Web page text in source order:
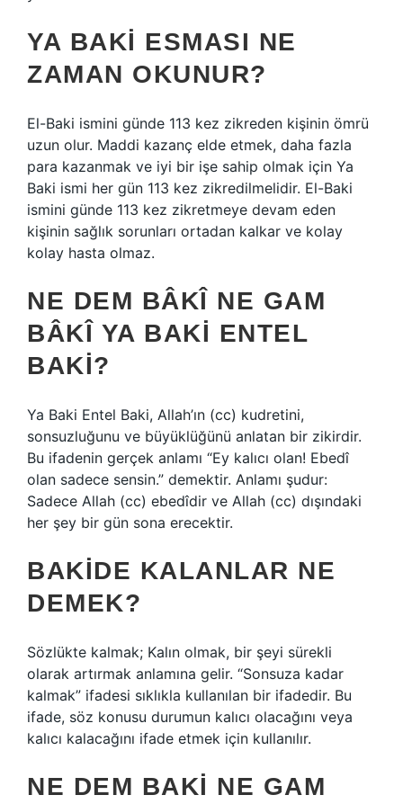
YA BAKI ESMASI NE
ZAMAN OKUNUR?
El-Baki ismini günde 113 kez zikreden kişinin ömrü
uzun olur. Maddi kazanç elde etmek, daha fazla
para kazanmak ve iyi bir işe sahip olmak için Ya
Baki ismi her gün 113 kez zikredilmelidir. El-Baki
ismini günde 113 kez zikretmeye devam eden
kişinin sağlık sorunları ortadan kalkar ve kolay
kolay hasta olmaz.
NE DEM BÂKÎ NE GAM
BÂKÎ YA BAKI ENTEL
BAKI?
Ya Baki Entel Baki, Allah’ın (cc) kudretini,
sonsuzluğunu ve büyüklüğünü anlatan bir zikirdir.
Bu ifadenin gerçek anlamı “Ey kalıcı olan! Ebedî
olan sadece sensin.” demektir. Anlamı şudur:
Sadece Allah (cc) ebedîdir ve Allah (cc) dışındaki
her şey bir gün sona erecektir.
BAKIDE KALANLAR NE
DEMEK?
Sözlükte kalmak; Kalın olmak, bir şeyi sürekli
olarak artırmak anlamına gelir. “Sonsuza kadar
kalmak” ifadesi sıklıkla kullanılan bir ifadedir. Bu
ifade, söz konusu durumun kalıcı olacağını veya
kalıcı kalacağını ifade etmek için kullanılır.
NE DEM BAKI NE GAM